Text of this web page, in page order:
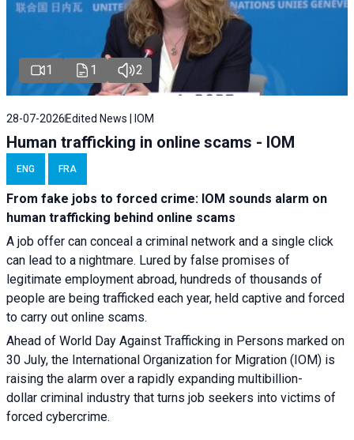
1 1 2
28-07-2026 Edited News | IOM
Human trafficking in online scams - IOM
ENG FRA
From fake jobs to forced crime: IOM sounds alarm on
human trafficking behind online scams
A job offer can conceal a criminal network and a single click
can lead to a nightmare. Lured by false promises of
legitimate employment abroad, hundreds of thousands of
people are being trafficked each year, held captive and forced
to carry out online scams.
Ahead of World Day Against Trafficking in Persons marked on
30 July, the International Organization for Migration (IOM) is
raising the alarm over a rapidly expanding multibillion-
dollar criminal industry that turns job seekers into victims of
forced cybercrime.